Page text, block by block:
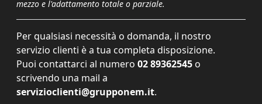
mezzo e l'adattamento totale o parziale.
Per qualsiasi necessità o domanda, il nostro
servizio clienti è a tua completa disposizione.
Puoi contattarci al numero 02 89362545 o
scrivendo una mail a
servizioclienti@grupponem.it.